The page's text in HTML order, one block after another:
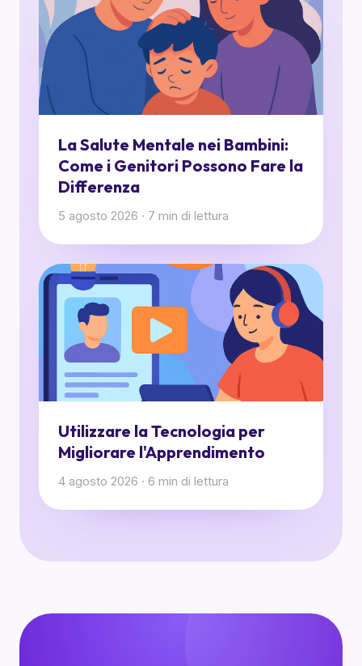
La Salute Mentale nei Bambini:
Come i Genitori Possono Fare la
Differenza
5 agosto 2026 · 7 min di lettura
Utilizzare la Tecnologia per
Migliorare l'Apprendimento
4 agosto 2026 · 6 min di lettura